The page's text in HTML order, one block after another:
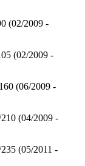
(02/2009 -
(02/2009 -
(06/2009 -
(04/2009 -
(05/2011 -